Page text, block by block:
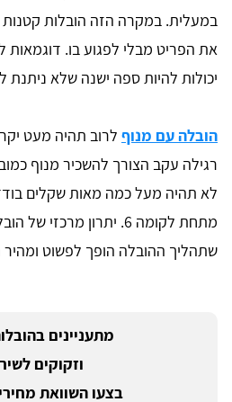
במעלית. במקרה הזה הובלות קטנות
את הפריט מבלי לפגוע בו.
יכולות להיות ספה ישנה שלא ניתנת
הובלה עם מנוף לרוב תהיה מעט
רגילה עקב הצורך להשכיר מנוף
לא תהיה מעל כמה מאות שקלים
מתחת לקומה 6. יתרון
שתהליך ההובלה הופך לפשוט ומהיר
מתעניינים
וזקוקים
בצעו השוואת